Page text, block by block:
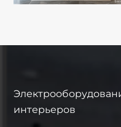
интерьеров